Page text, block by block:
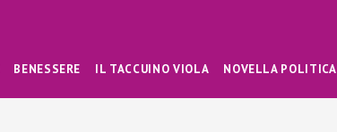
BENESSERE IL TACCUINO VIOLA NOVELLA POLITICA